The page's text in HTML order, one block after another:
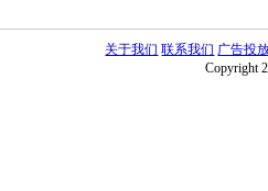
关于我们 联系我们 广告投
Copyright